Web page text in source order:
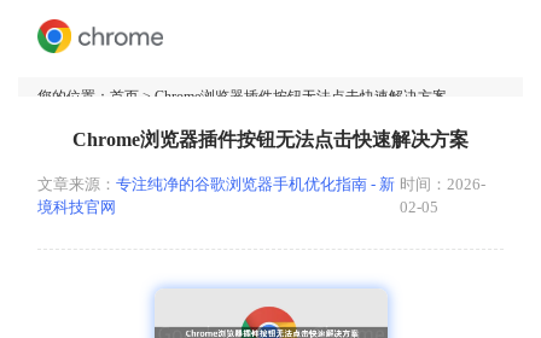
您的位置： 首页 > Chrome浏览器插件按钮无法点击快速解决方案
Chrome浏览器插件按钮无法点击快速解决方案
文章来源： 专注纯净的谷歌浏览器手机优化指南 - 新
境科技官网
时间：2026-
02-05